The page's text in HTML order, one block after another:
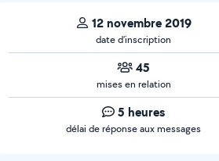
12 novembre 2019
date d’inscription
45
mises en relation
5 heures
délai de réponse aux messages